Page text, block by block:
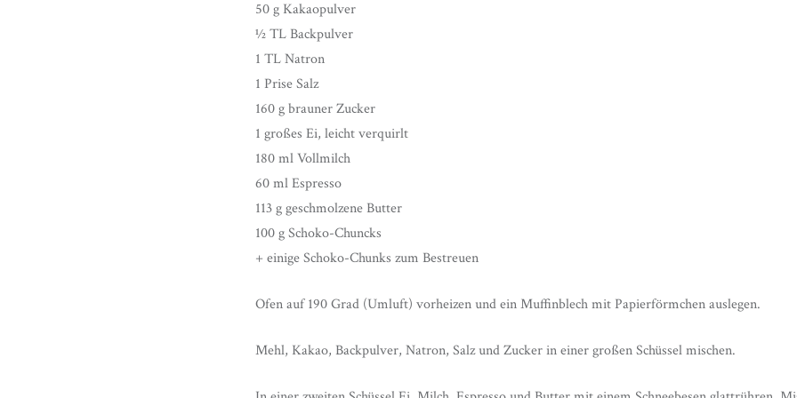
50 g Kakaopulver
½ TL Backpulver
1 TL Natron
1 Prise Salz
160 g brauner Zucker
1 großes Ei, leicht verquirlt
180 ml Vollmilch
60 ml Espresso
113 g geschmolzene Butter
100 g Schoko-Chuncks
+ einige Schoko-Chunks zum Bestreuen
Ofen auf 190 Grad (Umluft) vorheizen und ein Muffinblech mit Papierförmchen auslegen.
Mehl, Kakao, Backpulver, Natron, Salz und Zucker in einer großen Schüssel mischen.